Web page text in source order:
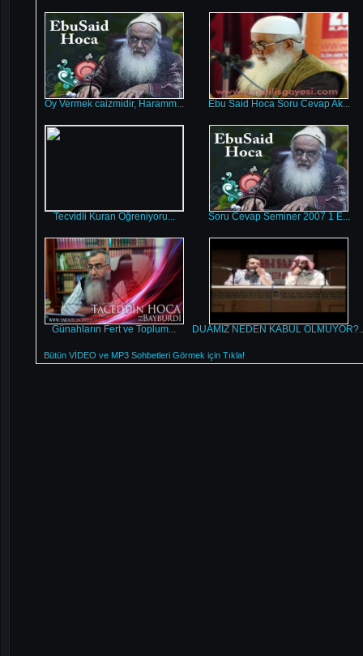
Oy Vermek caizmidir, Haramm... Ebu Said Hoca Soru Cevap Ak...
Tecvidli Kuran Öğreniyoru... Soru Cevap Seminer 2007 1 E...
Günahların Fert ve Toplum... DUAMIZ NEDEN KABUL
Bütün VİDEO ve MP3 Sohbetleri Görmek için Tıkla!